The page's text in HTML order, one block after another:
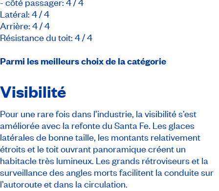
Latéral: 4 / 4
Arrière: 4 / 4
Résistance du toit: 4 / 4
Parmi les meilleurs choix de la catégorie
Visibilité
Pour une rare fois dans l’industrie, la visibilité s’est
améliorée avec la refonte du Santa Fe. Les glaces
latérales de bonne taille, les montants relativement
étroits et le toit ouvrant panoramique créent un
habitacle très lumineux. Les grands rétroviseurs et la
surveillance des angles morts facilitent la conduite sur
l’autoroute et dans la circulation.